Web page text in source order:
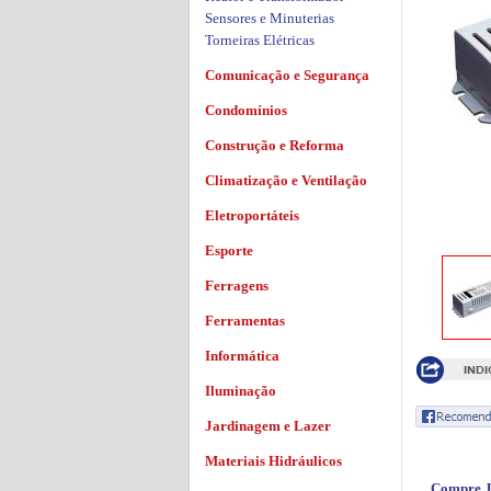
Sensores e Minuterias
Torneiras Elétricas
Comunicação e Segurança
Condomínios
Construção e Reforma
Climatização e Ventilação
Eletroportáteis
Esporte
Ferragens
Ferramentas
Informática
Iluminação
Jardinagem e Lazer
Materiais Hidráulicos